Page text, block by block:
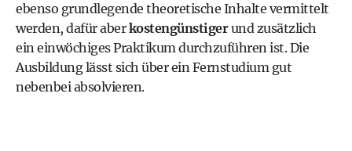
ebenso grundlegende theoretische Inhalte vermittelt
werden, dafür aberkostengünstigerund zusätzlich
ein einwöchiges Praktikum durchzuführen ist. Die
Ausbildung lässt sich über ein Fernstudium gut
nebenbei absolvieren.